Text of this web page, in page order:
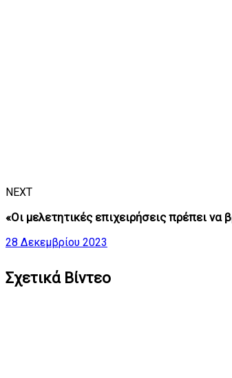
NEXT
«Οι μελετητικές επιχειρήσεις πρέπει να
28 Δεκεμβρίου 2023
Σχετικά Βίντεο